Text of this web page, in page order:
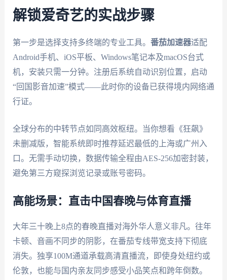
解锁爱奇艺的实战步骤
第一步是选择支持多终端的专业工具。 番茄加速器适配
Android手机、iOS平板、Windows笔记本及macOS台式
机，安装只需一分钟。注册后系统自动识别位置，启动
“回国影音加速”模式——此时你的设备已获得境内网络通
行证。
全球分布的中转节点如同高效枢纽。当你想看《狂飙》
未删减版，智能系统即时推荐延迟最低的上海或广州入
口。无需手动切换，数据传输全程由AES-256加密封装，
避免第三方窥探浏览记录或账号密码。
高能场景：直击中国春晚与体育直播
大年三十晚上8点的春晚直播对海外华人意义非凡。往年
卡顿、音画不同步的阴影，在番茄专线带宽支持下彻底
消失。独享100M通道承载高清直播流，即使身处纽约或
伦敦，也能与国内亲友同步感受小品笑点和跨年倒数。